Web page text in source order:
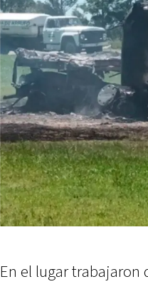
En el lugar trabajaron